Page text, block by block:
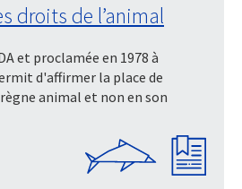
droits de l’animal
et proclamée en 1978 à
d'affirmer la place de
animal et non en son